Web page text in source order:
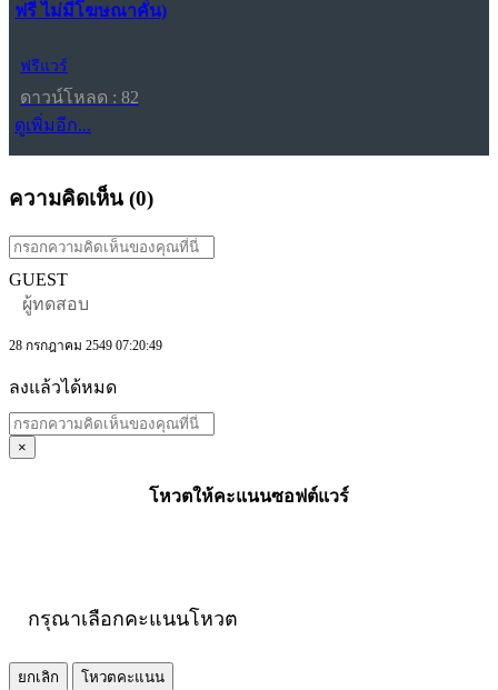
ฟรี ไม่มีโฆษณาคั่น)
ฟรีแวร์
ดาวน์โหลด : 82
ดูเพิ่มอีก...
ความคิดเห็น (0)
GUEST
ผู้ทดสอบ
28 กรกฎาคม 2549 07:20:49
ลงแล้วได้หมด
×
โหวตให้คะแนนซอฟต์แวร์
กรุณาเลือกคะแนนโหวต
ยกเลิก
โหวตคะแนน